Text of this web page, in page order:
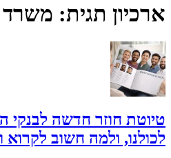
ארכיון תגית: משרד
טיוטת חוזר חדשה לבנקי
לכולנו, ולמה חשוב לקרוא